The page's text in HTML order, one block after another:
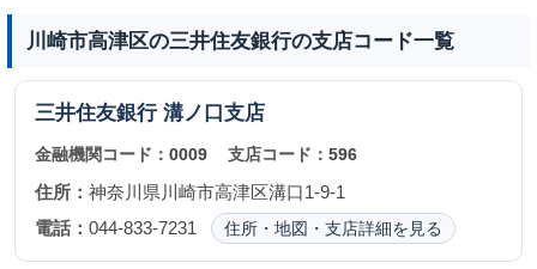
川崎市高津区の三井住友銀行の支店コード一覧
三井住友銀行 溝ノ口支店
金融機関コード： 0009 支店コード：596
住所： 神奈川県川崎市高津区溝口1-9-1
電話： 044-833-7231 住所・地図・支店詳細を見る